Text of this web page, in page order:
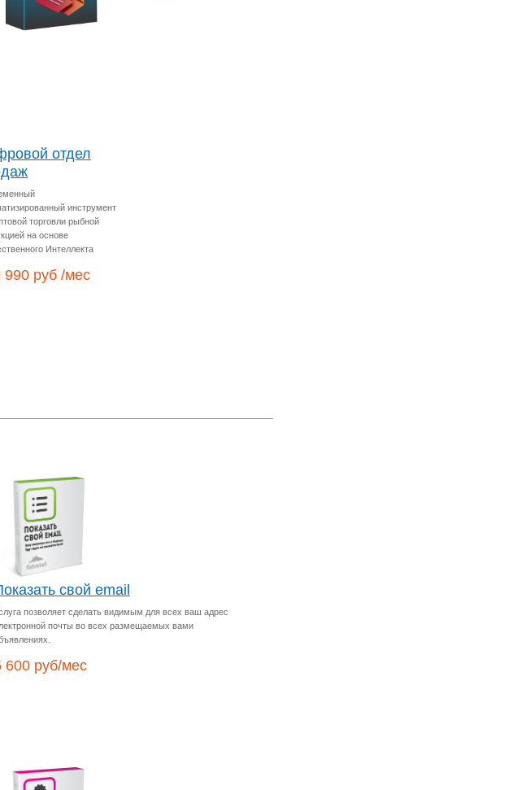
отдел
инструмент
торговли рыбной
на основе
Интеллекта
990 руб /мес
свой email
позволяет сделать видимым для всех ваш адрес
почты во всех размещаемых вами
600 руб/мес